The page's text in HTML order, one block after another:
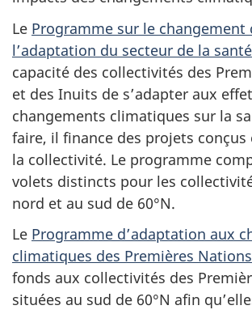
Le Programme sur le
l’adaptation du secteur de la santé
capacité des collectivités des
et des Inuits de s’adapter aux
changements climatiques sur la
faire, il finance des projets
la collectivité. Le programme
volets distincts pour les
nord et au sud de 60°N.
Le Programme d’adaptation aux
climatiques des Premières Nations
fonds aux collectivités des
situées au sud de 60°N afin